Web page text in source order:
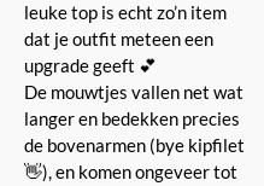
leuke top is echt zo’n item
dat je outfit meteen een
upgrade geeft 💕
De mouwtjes vallen net wat
langer en bedekken precies
de bovenarmen (bye kipfilet
👋), en komen ongeveer tot